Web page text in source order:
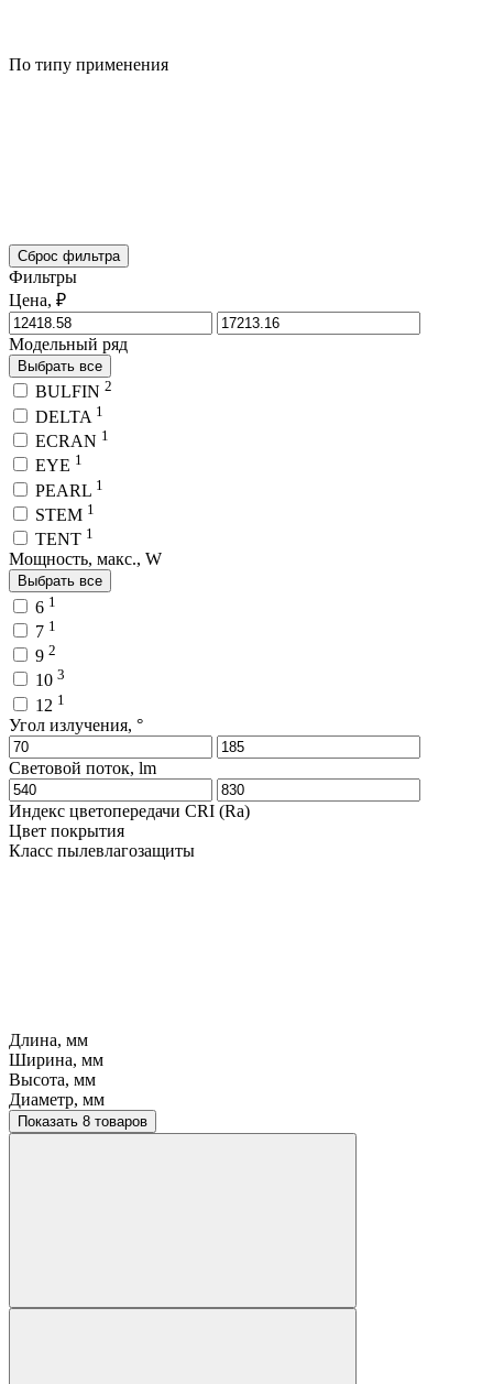
По типу применения
Сброс фильтра
Фильтры
Цена, ₽
Модельный ряд
Выбрать все
BULFIN 2
DELTA 1
ECRAN 1
EYE 1
PEARL 1
STEM 1
TENT 1
Мощность, макс., W
Выбрать все
6 1
7 1
9 2
10 3
12 1
Угол излучения, °
Световой поток, lm
Индекс цветопередачи CRI (Ra)
Цвет покрытия
Класс пылевлагозащиты
Длина, мм
Ширина, мм
Высота, мм
Диаметр, мм
Показать 8 товаров